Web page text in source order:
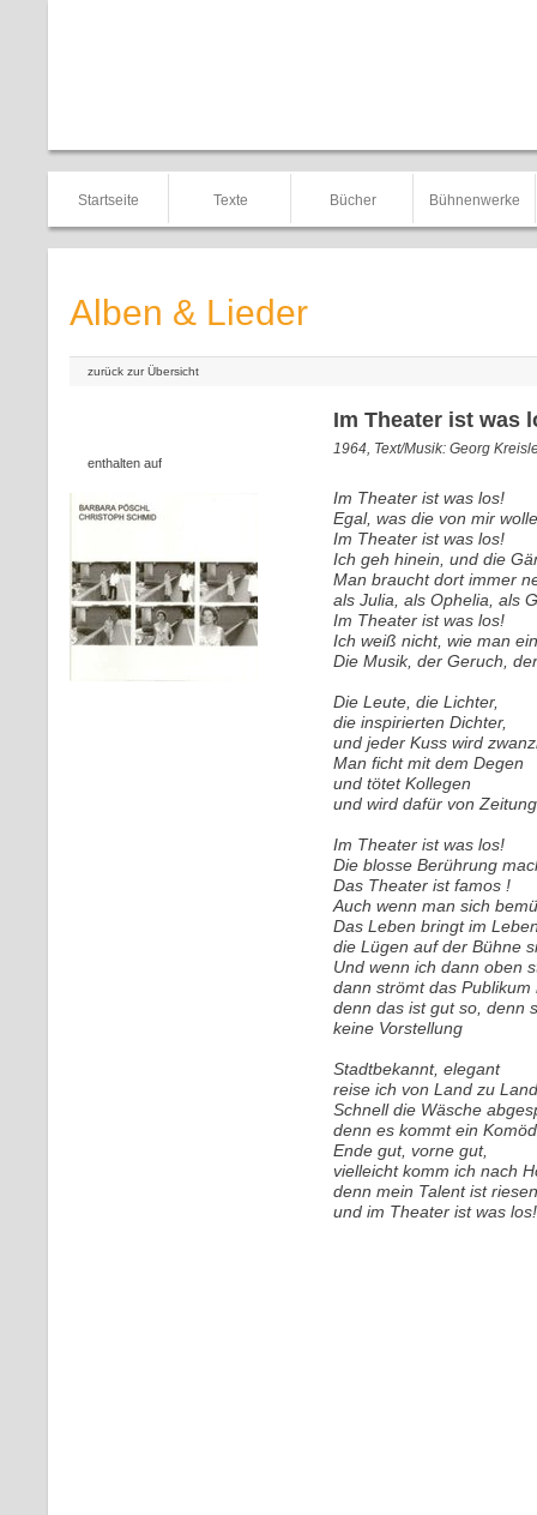
Startseite Texte Bücher Bühnenwerke
Alben & Lieder
zurück zur Übersicht
enthalten auf
Im Theater ist was
1964, Text/Musik: Georg
Im Theater ist was los!
Egal, was die von mir
Im Theater ist was los!
Ich geh hinein, und die
Man braucht dort immer
als Julia, als Ophelia, als
Im Theater ist was los!
Ich weiß nicht, wie man
Die Musik, der Geruch,
Die Leute, die Lichter,
die inspirierten Dichter,
und jeder Kuss wird
Man ficht mit dem Degen
und tötet Kollegen
und wird dafür von
Im Theater ist was los!
Die blosse Berührung
Das Theater ist famos !
Auch wenn man sich
Das Leben bringt im
die Lügen auf der Bühne
Und wenn ich dann oben
dann strömt das
denn das ist gut so, denn
keine Vorstellung
Stadtbekannt, elegant
reise ich von Land zu
Schnell die Wäsche
denn es kommt ein
Ende gut, vorne gut,
vielleicht komm ich nach
denn mein Talent ist
und im Theater ist was los!